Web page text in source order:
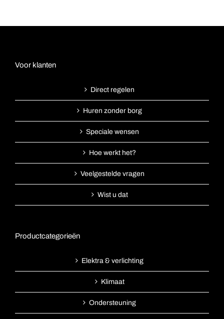
Voor klanten
Direct regelen
Huren zonder borg
Speciale wensen
Hoe werkt het?
Veelgestelde vragen
Wist u dat
Productcategorieën
Elektra & verlichting
Klimaat
Ondersteuning